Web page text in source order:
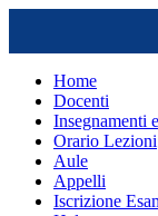
Home
Docenti
Insegnamenti
Orario Lezioni
Aule
Appelli
Iscrizione